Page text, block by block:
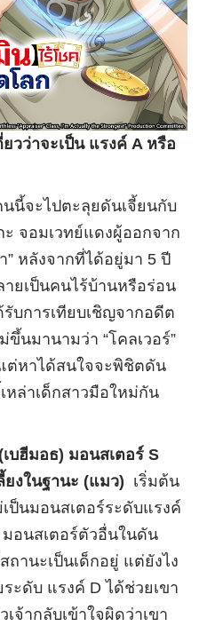
วว่าจะเป็น แรงค์ A หรือ
นี้จะไปตะลุยดันเจี้ยนกับ
ะ จอมเวทย์แดงผู้ออกจาก
” หลังจากที่ได้อยู่มา 5 ปี
ายเป็นคนไร้บ้านหรือร่อน
บการเทียบเชิญจากอดีต
นมานามว่า “โคลเวอร์”
หาได้สนใจจะพิชิตดัน
หล่าเด็กสาวมือใหม่กัน
บฮีมอธ) มอนสเตอร์ S
งในฐานะ (แมว) เริ่มต้น
ป็นมอนสเตอร์ระดับแรงค์
มอนสเตอร์ตัวอื่นในดัน
ถานะเป็นเด็กอยู่ แต่ยังไง
ะดับ แรงค์ D ได้ช่วยเขา
จ้ากลับเข้าใจผิดว่าเขา